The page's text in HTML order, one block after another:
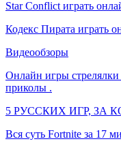
Star Conflict играть
Кодекс Пирата играть
Видеообзоры
Онлайн игры
приколы .
5 РУССКИХ ИГР, ЗА
Вся суть Fortnite за 17